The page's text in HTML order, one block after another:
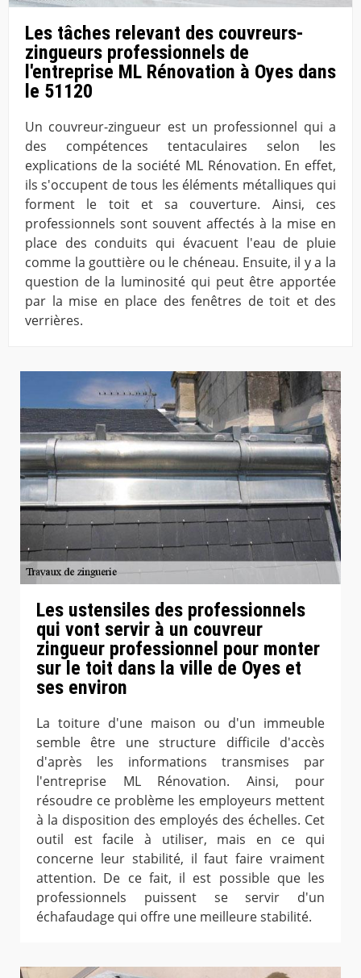
Les tâches relevant des couvreurs-
zingueurs professionnels de
l'entreprise ML Rénovation à Oyes dans
le 51120
Un couvreur-zingueur est un professionnel qui a
des compétences tentaculaires selon les
explications de la société ML Rénovation. En effet,
ils s'occupent de tous les éléments métalliques qui
forment le toit et sa couverture. Ainsi, ces
professionnels sont souvent affectés à la mise en
place des conduits qui évacuent l'eau de pluie
comme la gouttière ou le chéneau. Ensuite, il y a la
question de la luminosité qui peut être apportée
par la mise en place des fenêtres de toit et des
verrières.
Les ustensiles des professionnels
qui vont servir à un couvreur
zingueur professionnel pour monter
sur le toit dans la ville de Oyes et
ses environ
La toiture d'une maison ou d'un immeuble
semble être une structure difficile d'accès
d'après les informations transmises par
l'entreprise ML Rénovation. Ainsi, pour
résoudre ce problème les employeurs mettent
à la disposition des employés des échelles. Cet
outil est facile à utiliser, mais en ce qui
concerne leur stabilité, il faut faire vraiment
attention. De ce fait, il est possible que les
professionnels puissent se servir d'un
échafaudage qui offre une meilleure stabilité.